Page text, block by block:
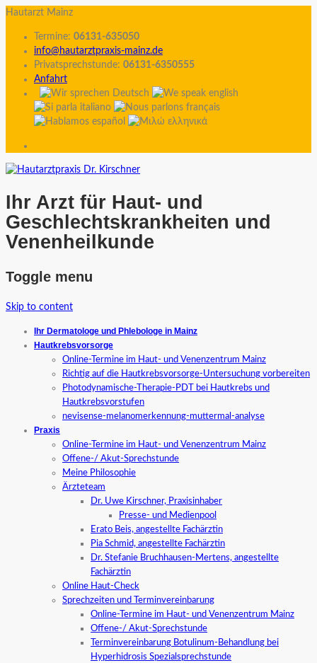
Hautarzt Mainz
Termine: 06131-635050
info@hautarztpraxis-mainz.de
Privatsprechstunde: 06131-6350555
Anfahrt
Ihr Arzt für Haut- und
Geschlechtskrankheiten und
Venenheilkunde
Toggle menu
Skip to content
Ihr Dermatologe und Phlebologe in Mainz
Hautkrebsvorsorge
Online-Termine im Haut- und Venenzentrum Mainz
Richtig auf die Hautkrebsvorsorge-Untersuchung vorbereiten
Photodynamische-Therapie-PDT bei Hautkrebs und
Hautkrebsvorstufen
nevisense-melanomerkennung-muttermal-analyse
Praxis
Online-Termine im Haut- und Venenzentrum Mainz
Offene-/ Akut-Sprechstunde
Meine Philosophie
Ärzteteam
Dr. Uwe Kirschner, Praxisinhaber
Presse- und Medienpool
Erato Beis, angestellte Fachärztin
Pia Schmid, angestellte Fachärztin
Dr. Stefanie Bruchhausen-Mertens, angestellte
Fachärztin
Online Haut-Check
Sprechzeiten und Terminvereinbarung
Online-Termine im Haut- und Venenzentrum Mainz
Offene-/ Akut-Sprechstunde
Terminvereinbarung Botulinum-Behandlung bei
Hyperhidrosis Spezialsprechstunde